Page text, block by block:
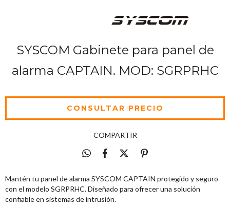
SYSCOM Gabinete para panel de
alarma CAPTAIN. MOD: SGRPRHC
COMPARTIR
Mantén tu panel de alarma SYSCOM CAPTAIN protegido y seguro
con el modelo SGRPRHC. Diseñado para ofrecer una solución
confiable en sistemas de intrusión.